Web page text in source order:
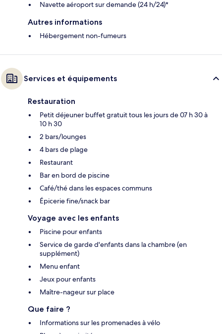
Navette aéroport sur demande (24 h/24)*
Autres informations
Hébergement non-fumeurs
Services et équipements
Restauration
Petit déjeuner buffet gratuit tous les jours de 07 h 30 à
10 h 30
2 bars/lounges
4 bars de plage
Restaurant
Bar en bord de piscine
Café/thé dans les espaces communs
Épicerie fine/snack bar
Voyage avec les enfants
Piscine pour enfants
Service de garde d'enfants dans la chambre (en
supplément)
Menu enfant
Jeux pour enfants
Maître-nageur sur place
Que faire ?
Informations sur les promenades à vélo